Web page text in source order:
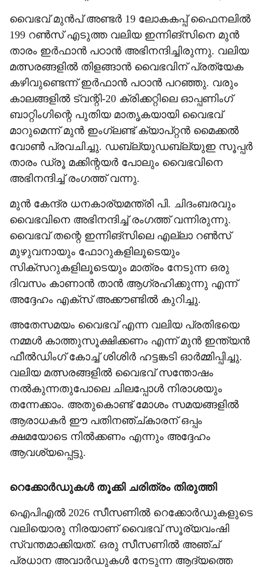
​വൈഭവ് മുൻപ് അണ്ടർ 19 ലോകകപ്പ് ഫൈനലിൽ
199 റൺസ് എടുത്ത വലിയ ഇന്നിങ്സിനെ മുൻ
താരം ഇർഫാൻ പഠാൻ അഭിനന്ദിച്ചിരുന്നു. വലിയ
മത്സരങ്ങളിൽ തിളങ്ങാൻ വൈഭവിന് പ്രത്യേക
കഴിവുണ്ടെന്ന് ഇർഫാൻ പഠാൻ പറഞ്ഞു. വരും
കാലങ്ങളിൽ ട്വന്റി-20 ക്രിക്കറ്റിലെ ഓപ്പണിംഗ്
ബാറ്റിംഗിന്റെ പുതിയ മാതൃകയായി വൈഭവ്
മാറുമെന്ന് മുൻ ഇംഗ്ലണ്ട് ക്യാപ്റ്റൻ മൈക്കൽ
വോൺ പ്രവചിച്ചു. ഡബ്ല്യുഡബ്ല്യുഇ സൂപ്പര്‍
താരം ഡ്രൂ മക്കിന്റയര്‍ പോലും വൈഭവിനെ
അഭിനന്ദിച്ച് രംഗത്ത് വന്നു.
​മുൻ കേന്ദ്ര ധനകാര്യമന്ത്രി പി. ചിദംബരവും
വൈഭവിനെ അഭിനന്ദിച്ച് രംഗത്ത് വന്നിരുന്നു.
വൈഭവ് തന്റെ ഇന്നിങ്സിലെ എല്ലാ റൺസ്
മുഴുവനായും ഫോറുകളിലൂടെയും
സിക്സറുകളിലൂടെയും മാത്രം നേടുന്ന ഒരു
ദിവസം കാണാൻ താൻ ആഗ്രഹിക്കുന്നു എന്ന്
അദ്ദേഹം എക്സ് അക്കൗണ്ടിൽ കുറിച്ചു.
​അതേസമയം വൈഭവ് എന്ന വലിയ പ്രതിഭയെ
നമ്മൾ കാത്തുസൂക്ഷിക്കണം എന്ന് മുൻ ഇന്ത്യൻ
ഫീൽഡിംഗ് കോച്ച് ശിശിർ ഹട്ടങ്കടി ഓർമ്മിപ്പിച്ചു.
വലിയ മത്സരങ്ങളിൽ വൈഭവ് സന്തോഷം
നൽകുന്നതുപോലെ ചിലപ്പോൾ നിരാശയും
തന്നേക്കാം. അതുകൊണ്ട് മോശം സമയങ്ങളിൽ
ആരാധകർ ഈ പതിനഞ്ച്കാരന് ഒപ്പം
ക്ഷമയോടെ നിൽക്കണം എന്നും അദ്ദേഹം
ആവശ്യപ്പെട്ടു.
റെക്കോർഡുകൾ തൂക്കി ചരിത്രം തിരുത്തി
ഐപിഎൽ 2026 സീസണിൽ റെക്കോർഡുകളുടെ
വലിയൊരു നിരയാണ് വൈഭവ് സൂര്യവംഷി
സ്വന്തമാക്കിയത്. ഒരു സീസണിൽ അഞ്ച്
പ്രധാന അവാർഡുകൾ നേടുന്ന ആദ്യത്തെ